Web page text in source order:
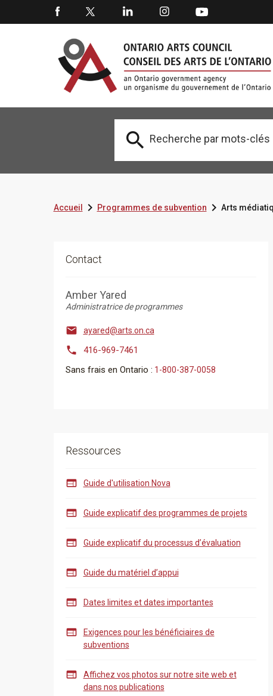

Accueil Programmes de subvention Arts
Contact
Amber Yared
Administratrice de programmes
 ayared@arts.on.ca

416-969-7461
Sans frais en Ontario : ​​​​​​​1-800-387-0058
Ressources
 Guide d'utilisation Nova
 Guide explicatif des programmes de projets
 Guide explicatif du processus d’évaluation
 Guide du matériel d’appui
 Dates limites et dates importantes

Exigences pour les bénéficiaires de
subventions

Affichez vos photos sur notre site web et
dans nos publications